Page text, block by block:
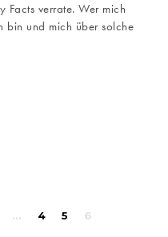
Facts verrate. Wer mich
bin und mich über solche
… 4 5 6